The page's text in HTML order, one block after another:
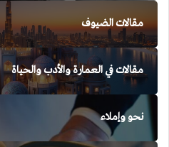
مقالات الضيوف
مقالات في العمارة والأدب والحياة
نحو وإملاء